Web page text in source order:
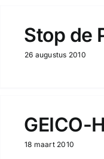
Stop de
26 augustus 2010
GEICO-
18 maart 2010